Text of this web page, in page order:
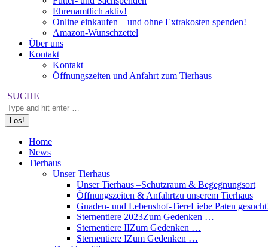
Ehrenamtlich aktiv!
Online einkaufen – und ohne Extrakosten spenden!
Amazon-Wunschzettel
Über uns
Kontakt
Kontakt
Öffnungszeiten und Anfahrt zum Tierhaus
Search:
SUCHE
Home
News
Tierhaus
Unser Tierhaus
Unser Tierhaus –Schutzraum & Begegnungsort
Öffnungszeiten & Anfahrtzu unserem Tierhaus
Gnaden- und Lebenshof-TiereLiebe Paten
Sternentiere 2023Zum Gedenken …
Sternentiere IIZum Gedenken …
Sternentiere IZum Gedenken …